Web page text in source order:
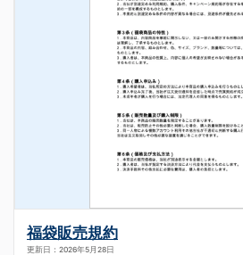
福袋販売規約
更新日：2026年5月28日